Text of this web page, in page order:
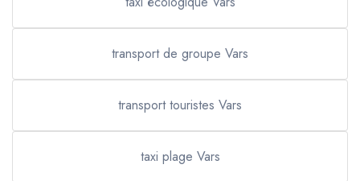
transport de groupe Vars
transport touristes Vars
taxi plage Vars